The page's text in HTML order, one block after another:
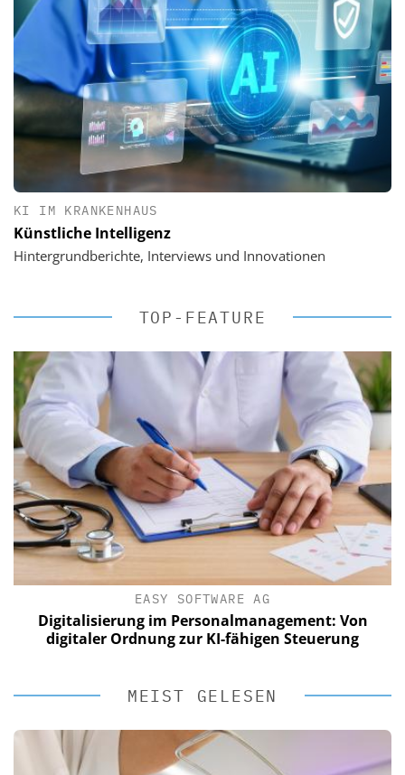
KI IM KRANKENHAUS
Künstliche Intelligenz
Hintergrundberichte, Interviews und Innovationen
TOP-FEATURE
EASY SOFTWARE AG
Digitalisierung im Personalmanagement: Von
digitaler Ordnung zur KI-fähigen Steuerung
MEIST GELESEN